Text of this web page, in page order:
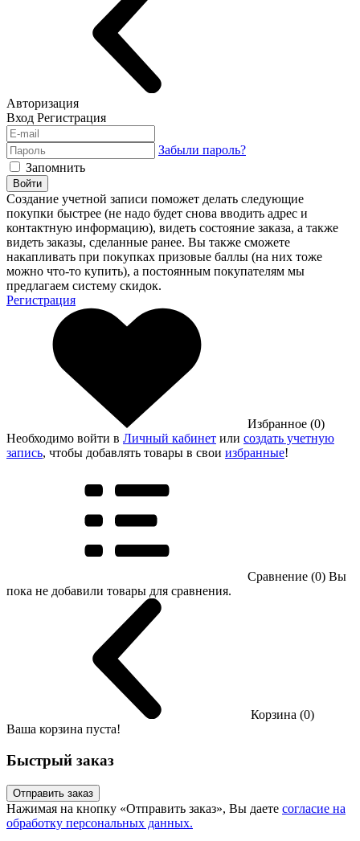
Авторизация
Вход Регистрация
Забыли пароль?
Запомнить
Войти
Создание учетной записи поможет делать следующие
покупки быстрее (не надо будет снова вводить адрес и
контактную информацию), видеть состояние заказа, а также
видеть заказы, сделанные ранее. Вы также сможете
накапливать при покупках призовые баллы (на них тоже
можно что-то купить), а постоянным покупателям мы
предлагаем систему скидок.
Регистрация
Избранное (0)
Необходимо войти в Личный кабинет или создать учетную
запись, чтобы добавлять товары в свои избранные!
Сравнение (0) Вы
пока не добавили товары для сравнения.
Корзина (0)
Ваша корзина пуста!
Быстрый заказ
Отправить заказ
Нажимая на кнопку «Отправить заказ», Вы даете согласие на
обработку персональных данных.